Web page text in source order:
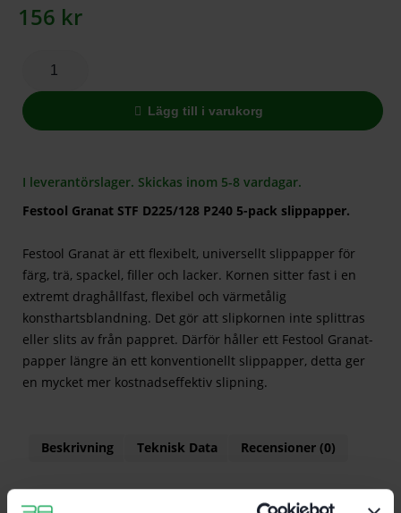
156 kr
Lägg till i varukorg
I leverantörslager. Skickas inom 5-8 vardagar.
Festool Granat STF D225/128 P240 5-pack slippapper.
Festool Granat är ett flexibelt, universellt slippapper för
färg, trä, spackel, filler och lacker. Kornen sitter fast i en
extremt draghållfast, flexibel och värmetålig
konsthartsblandning. Det gör att slipkornen inte splittras
eller slits av från pappret. Därför håller ett Festool Granat-
papper längre än ett konventionellt slippapper, detta ger
en mycket mer kostnadseffektiv slipning.
Beskrivning Teknisk Data Recensioner (0)
Egenskaper